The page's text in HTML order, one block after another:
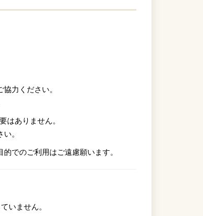
力ください。
はありません。
。
でのご利用はご遠慮願います。
いません。